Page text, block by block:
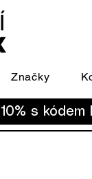
Značky
s kódem